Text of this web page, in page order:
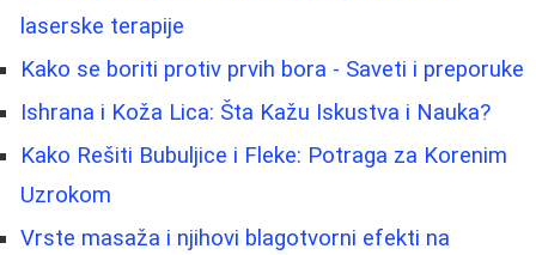
laserske terapije
Kako se boriti protiv prvih bora - Saveti i preporuke
Ishrana i Koža Lica: Šta Kažu Iskustva i Nauka?
Kako Rešiti Bubuljice i Fleke: Potraga za Korenim
Uzrokom
Vrste masaža i njihovi blagotvorni efekti na